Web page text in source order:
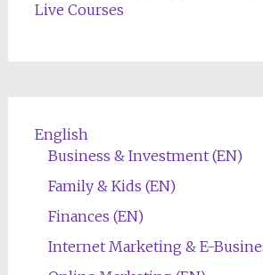
Live Courses
English
Business & Investment (EN)
Family & Kids (EN)
Finances (EN)
Internet Marketing & E-